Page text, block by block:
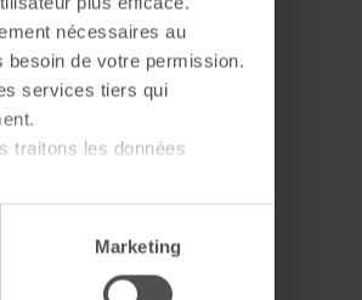
nécessaires au
de votre permission.
services tiers qui
traitons les données
Marketing
les-Bains
logement
en co-
de la